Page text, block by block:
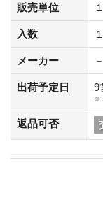
販売単位
入数
メーカー －
出荷予定日 9
※
返品可否